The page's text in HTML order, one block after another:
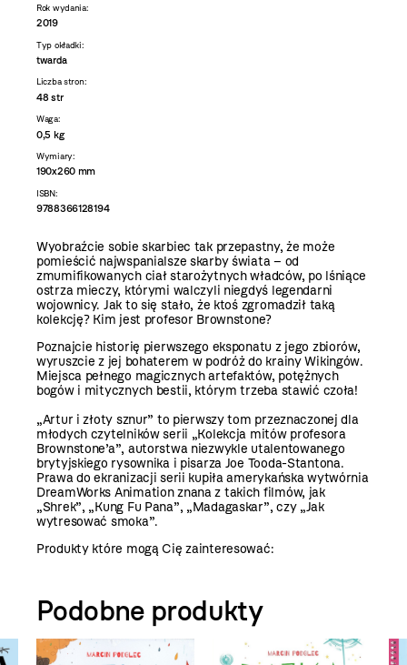
Rok wydania:
2019
Typ okładki:
twarda
Liczba stron:
48 str
Waga:
0,5 kg
Wymiary:
190x260 mm
ISBN:
9788366128194
Wyobraźcie sobie skarbiec tak przepastny, że może
pomieścić najwspanialsze skarby świata – od
zmumifikowanych ciał starożytnych władców, po lśniące
ostrza mieczy, którymi walczyli niegdyś legendarni
wojownicy. Jak to się stało, że ktoś zgromadził taką
kolekcję? Kim jest profesor Brownstone?
Poznajcie historię pierwszego eksponatu z jego zbiorów,
wyruszcie z jej bohaterem w podróż do krainy Wikingów.
Miejsca pełnego magicznych artefaktów, potężnych
bogów i mitycznych bestii, którym trzeba stawić czoła!
„Artur i złoty sznur” to pierwszy tom przeznaczonej dla
młodych czytelników serii „Kolekcja mitów profesora
Brownstone’a”, autorstwa niezwykle utalentowanego
brytyjskiego rysownika i pisarza Joe Tooda-Stantona.
Prawa do ekranizacji serii kupiła amerykańska wytwórnia
DreamWorks Animation znana z takich filmów, jak
„Shrek”, „Kung Fu Pana”, „Madagaskar”, czy „Jak
wytresować smoka”.
Produkty które mogą Cię zainteresować:
Podobne produkty